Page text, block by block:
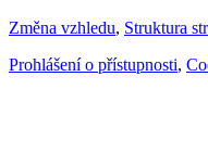
Změna vzhledu, Struktura
Prohlášení o přístupnosti,